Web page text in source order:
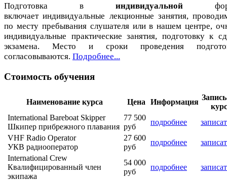
Подготовка в индивидуальной
включает индивидуальные лекционные занятия,
по месту пребывания слушателя или в нашем центре,
индивидуальные практические занятия, подготовку к
экзамена. Место и сроки проведения
согласовываются. Подробнее...
Стоимость обучения
Наименование курса Цена Информация
курс
International Bareboat Skipper
Шкипер прибрежного плавания
77 500
руб
подробнее
VHF Radio Operator
УКВ радиооператор
27 600
руб
подробнее
International Crew
Квалифицированный член
экипажа
54 000
руб
подробнее